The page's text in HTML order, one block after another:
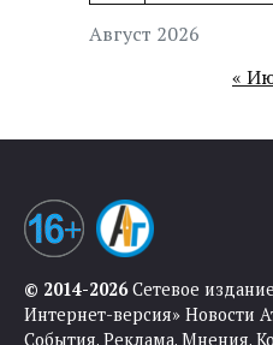
Август 2026
«
© 2014-2026Сетевое издание
Интернет-версия» Новости
События. Реклама. Мнения.